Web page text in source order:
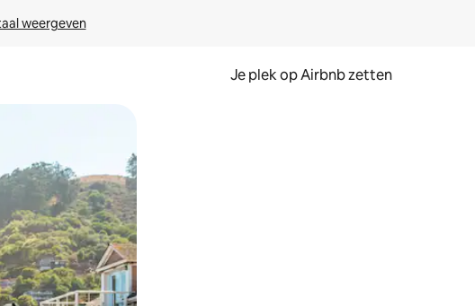
weergeven
Je plek op Airbnb zetten